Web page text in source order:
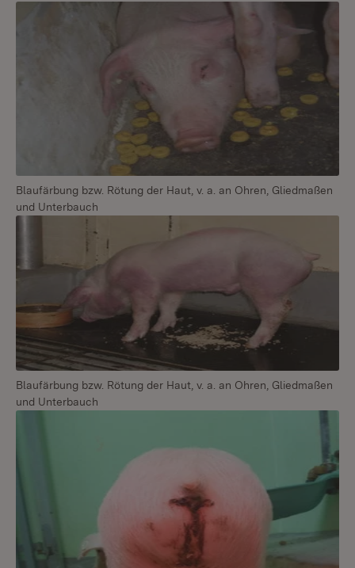
Blaufärbung bzw. Rötung der Haut, v. a. an Ohren, Gliedmaßen
und Unterbauch
Blaufärbung bzw. Rötung der Haut, v. a. an Ohren, Gliedmaßen
und Unterbauch